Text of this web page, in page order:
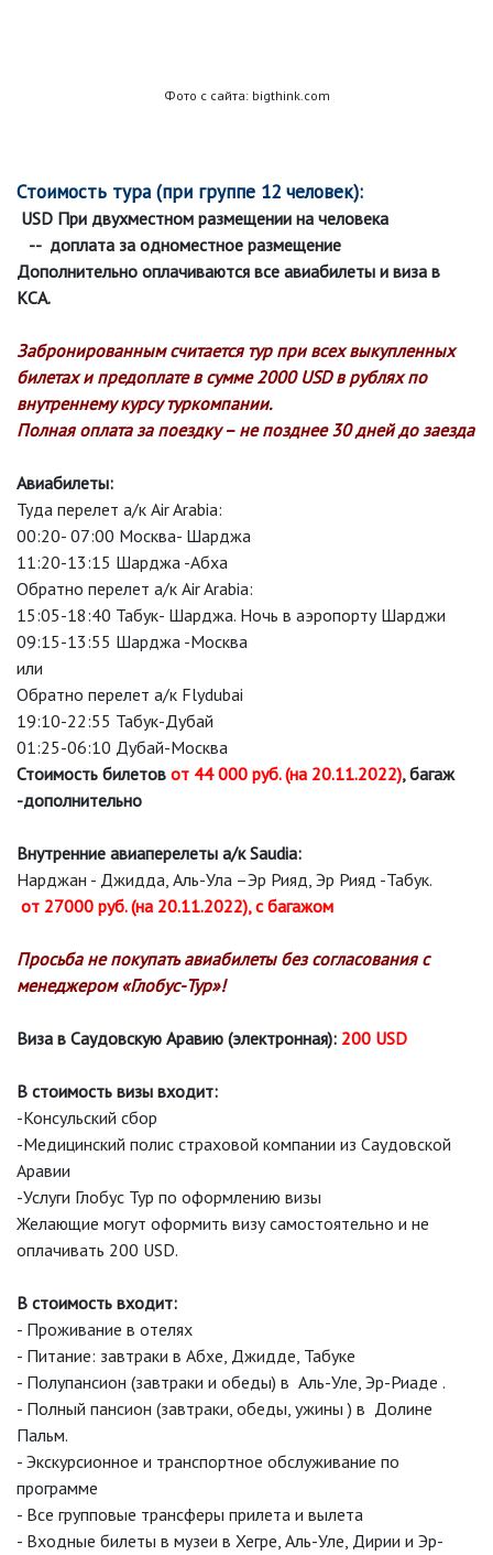
Фото с сайта: bigthink.com
Стоимость тура (при группе 12 человек):
USD При двухместном размещении на человека
-- доплата за одноместное размещение
Дополнительно оплачиваются все авиабилеты и виза в
КСА.
Забронированным считается тур при всех выкупленных
билетах и предоплате в сумме 2000 USD в рублях по
внутреннему курсу туркомпании.
Полная оплата за поездку – не позднее 30 дней до заезда
Авиабилеты:
Туда перелет а/к Air Arabia:
00:20- 07:00 Москва- Шарджа
11:20-13:15 Шарджа -Абха
Обратно перелет а/к Air Arabia:
15:05-18:40 Табук- Шарджа. Ночь в аэропорту Шарджи
09:15-13:55 Шарджа -Москва
или
Обратно перелет а/к Flydubai
19:10-22:55 Табук-Дубай
01:25-06:10 Дубай-Москва
Стоимость билетов от 44 000 руб. (на 20.11.2022), багаж
-дополнительно
Внутренние авиаперелеты а/к Saudia:
Нарджан - Джидда, Аль-Ула –Эр Рияд, Эр Рияд -Табук.
от 27000 руб. (на 20.11.2022), с багажом
Просьба не покупать авиабилеты без согласования с
менеджером «Глобус-Тур»!
Виза в Саудовскую Аравию (электронная): 200 USD
В стоимость визы входит:
-Консульский сбор
-Медицинский полис страховой компании из Саудовской
Аравии
-Услуги Глобус Тур по оформлению визы
Желающие могут оформить визу самостоятельно и не
оплачивать 200 USD.
В стоимость входит:
- Проживание в отелях
- Питание: завтраки в Абхе, Джидде, Табуке
- Полупансион (завтраки и обеды) в Аль-Уле, Эр-Риаде .
- Полный пансион (завтраки, обеды, ужины ) в Долине
Пальм.
- Экскурсионное и транспортное обслуживание по
программе
- Все групповые трансферы прилета и вылета
- Входные билеты в музеи в Хегре, Аль-Уле, Дирии и Эр-